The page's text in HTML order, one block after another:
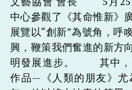
中心參觀了《其命惟新》
展覽以“創新”為號角，呼
興，鞭策我們奮進的新方
明發展進步。 其中，
作品—《人類的朋友》尤